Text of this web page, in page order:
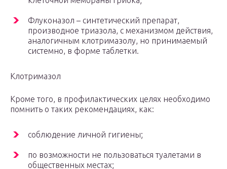
Флуконазол – синтетический препарат,
производное триазола, с механизмом действия,
аналогичным клотримазолу, но принимаемый
системно, в форме таблетки.
Клотримазол
Кроме того, в профилактических целях необходимо
помнить о таких рекомендациях, как:
соблюдение личной гигиены;
по возможности не пользоваться туалетами в
общественных местах;